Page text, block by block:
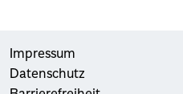
Impressum
Datenschutz